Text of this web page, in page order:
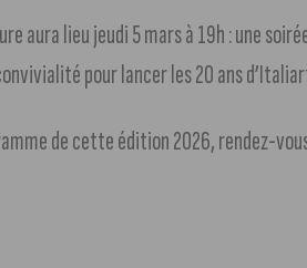
aura lieu jeudi 5 mars à 19h : une
pour lancer les 20 ans
de cette édition 2026, rendez-